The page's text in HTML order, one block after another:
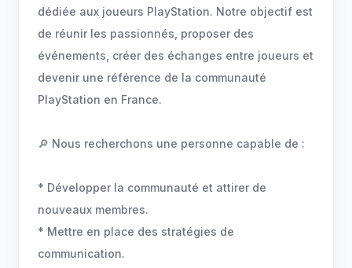
dédiée aux joueurs PlayStation. Notre objectif est
de réunir les passionnés, proposer des
événements, créer des échanges entre joueurs et
devenir une référence de la communauté
PlayStation en France.
🔎 Nous recherchons une personne capable de :
* Développer la communauté et attirer de
nouveaux membres.
* Mettre en place des stratégies de
communication.